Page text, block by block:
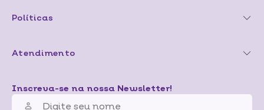
Políticas
Atendimento
Inscreva-se na nossa Newsletter!